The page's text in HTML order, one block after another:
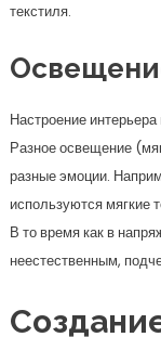
текстиля.
Настроение
Разное освещение
разные эмоции.
используются
В то время как в
неестественным,